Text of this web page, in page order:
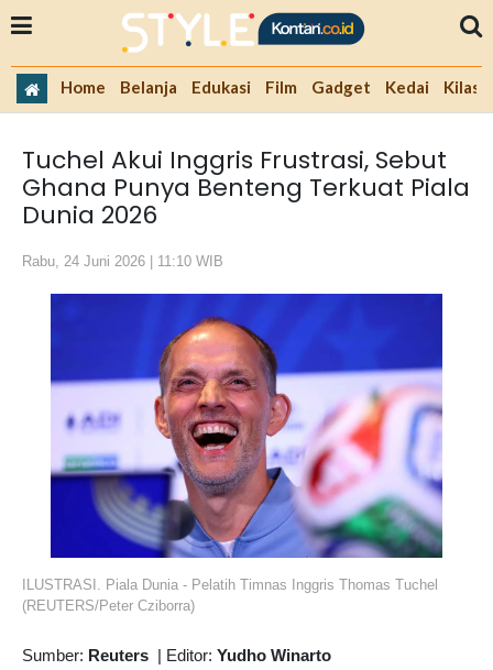
Home Belanja Edukasi Film Gadget Kedai Kilas
Tuchel Akui Inggris Frustrasi, Sebut
Ghana Punya Benteng Terkuat Piala
Dunia 2026
Rabu, 24 Juni 2026 | 11:10 WIB
ILUSTRASI. Piala Dunia - Pelatih Timnas Inggris Thomas Tuchel
(REUTERS/Peter Cziborra)
Sumber: Reuters | Editor: Yudho Winarto